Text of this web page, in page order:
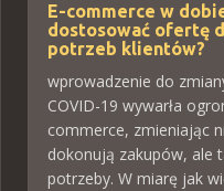
E-commerce w
dostosować ofertę
potrzeb klientów?
wprowadzenie do
COVID-19 wywarła
commerce, zmieniając
dokonują zakupów, ale
potrzeby. W miarę jak